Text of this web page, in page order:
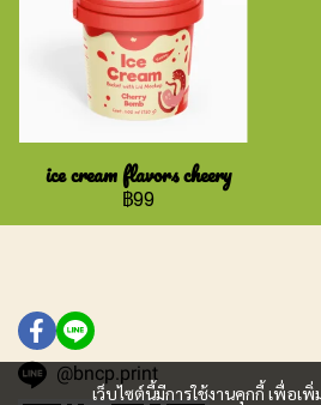
ice cream flavors cheery
฿99
เว็บไซต์นี้มีการใช้งานคุกกี้ เพื่อเ
@bncp.print